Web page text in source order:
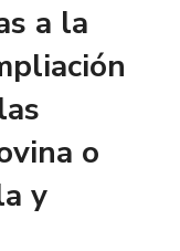
a la
o
y